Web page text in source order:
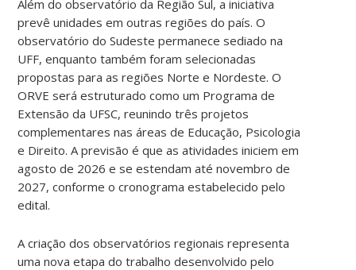
Além do observatório da Região Sul, a iniciativa
prevê unidades em outras regiões do país. O
observatório do Sudeste permanece sediado na
UFF, enquanto também foram selecionadas
propostas para as regiões Norte e Nordeste. O
ORVE será estruturado como um Programa de
Extensão da UFSC, reunindo três projetos
complementares nas áreas de Educação, Psicologia
e Direito. A previsão é que as atividades iniciem em
agosto de 2026 e se estendam até novembro de
2027, conforme o cronograma estabelecido pelo
edital.
A criação dos observatórios regionais representa
uma nova etapa do trabalho desenvolvido pelo